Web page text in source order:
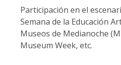
Participación en el
Semana de la Educación
Museos de Medianoche
Museum Week, etc.